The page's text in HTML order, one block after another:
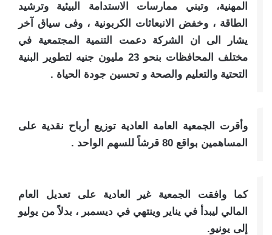
المهنية، وتبني ممارسات الاستدامة البيئية وترشيد
الطاقة ، وخفض الانبعاثات الكربونية ، وفى سياق آخر
يشار الى ان الشركة دعمت التنمية المجتمعية في
مختلف المحافظات بنحو 23 مليون جنيه لتطوير البنية
التحتية والتعليم والصحة و تحسين جودة الحياة .
وأقرت الجمعية العامة العادية توزيع أرباح نقدية على
المساهمين بواقع 80 قرشاً للسهم الواحد .
كما وافقت الجمعية غير العادية على تعديل العام
المالي ليبدأ في يناير وينتهي في ديسمبر ، بدلاً من يوليو
إلى يونيو.